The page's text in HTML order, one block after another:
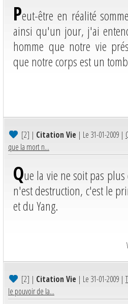
Peut-être en réalité
ainsi qu'un jour, j'ai
homme que notre vie
que notre corps est un
[2] | Citation Vie | Le 31-01-2009 |
que la mort n...
Que la vie ne soit pas
n'est destruction, c'est le
et du Yang.
[2] | Citation Vie | Le 31-01-2009 |
le pouvoir de la...